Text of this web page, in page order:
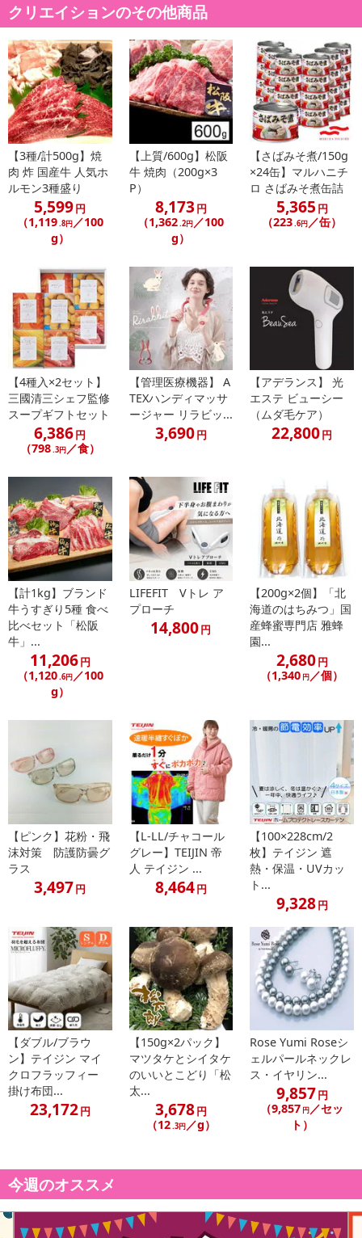
セットが登場！
しかも、ブランド牛の肉質ランクもA3ランク以上を確約する豪華
さ！
ご自身でも家族や友人などの気の合う仲間と最高級の飛騨牛で贅沢
な焼肉やBBQ、料理をお楽しみ頂けます。
・保存方法：-18℃以下で保存
・賞味期限：
製造日より180日
※商品到着時点でのお日持ち期間は、配送日数などにより異なり
ますのでご了承ください。
・原材料/材質/素材：牛肉(バラ肉、カタ肉)
・お召し上がり方：
・凍っている場合は、自然解凍してください。
・お急ぎの場合は、流水解凍してください。
・解凍後は、しっかり焼いてお召し上がりください。
・その他商品仕様：等級：A3ランク以上
注意事項
【賞味・消費期限のある商品について】
商品到着時点でのお日持ち期間は、配送日数などにより異なります
のでご了承ください。
【キャンセルについて】
※お申込み後のキャンセルはお受けできません。
記載されている内容を必ずご確認いただき、お届けする商品セット
にご納得いただきましたうえでお申し込みください。
※パッケージ変更や商品リニューアル（成分など含む）等により、
参考の掲載画像や画像内のバーコードなど、お届け商品と多少異な
る場合がございます。
また、[新たな加工食品の原料原産地表示制度]の経過措置期間の終
了により、商品詳細内に記載の原産国・原材料の表記が旧表記の場
合がございます。
あらかじめご了承いただいた上でお申込みください。なお、本理由
によるお申込み後のキャンセル・返品交換は対応いたしかねます。
【お支払いについて】
※送料はお試し費用に含まれております。
※d払い、PayPay、au PAY、au PAY（auかんたん決済）、ソフトバ
ンクまとめて支払い、楽天ペイ、メルペイ、AEON Pay、Amazon
Payでお支払いの場合、決済のため外部サイトへ遷移します。
※予約商品は決済手段ごとに定められた決済期限日にお支払いを完
了することがございます。ご了承いただいたうえでお申し込みくだ
さい。
【配送伝票番号について】
※配送形態がメール便の商品については、商品の発送完了後、配送
伝票番号がマイページに表示されない場合もございます。
【配送日時の指定について】
※配送日時の指定が可能な商品の場合、商品によってご指定できる
配送日、配送時間が異なる可能性がございます。
カート機能をご利用の場合は、配送日時指定をご利用いただけませ
ん。
発送日カレンダー
クリエイションのその他商品
【3種/計500g】焼
肉 炸 国産牛 人気ホ
ルモン3種盛り
5,599円
（1,119.8円／100
g）
【上質/600g】松阪
牛 焼肉（200g×3
P）
8,173円
（1,362.2円 ／100
g）
【さばみそ煮/150g
×24缶】マルハニチ
ロ さばみそ煮缶詰
5,365 円
（223.6円 ／缶）
【4種入×2セット】
三國清三シェフ監修
スープギフトセット
6,386円
（798.3円／食）
【管理医療機器】 A
TEXハンディマッサ
ージャー リラビッ...
3,690円
【アデランス】 光
エステ ビューシー
（ムダ毛ケア）
22,800円
【計1kg】ブランド
牛うすぎり5種 食べ
比べセット「松阪
牛」...
11,206円
（1,120.6円／100
g）
LIFEFIT Vトレ ア
プローチ
14,800円
【200g×2個】「北
海道のはちみつ」国
産蜂蜜専門店 雅蜂
園...
2,680円
（1,340 円／個）
【ピンク】花粉・飛
沫対策 防護防曇グ
ラス
3,497円
【L-LL/チャコール
グレー】TEIJIN 帝
人 テイジン ...
8,464円
【100×228cm/2
枚】テイジン 遮
熱・保温・UVカッ
ト...
9,328円
【ダブル/ブラウ
ン】テイジン マイ
クロフラッフィー
掛け布団...
23,172円
【150g×2パック】
マツタケとシイタケ
のいいとこどり「松
太...
3,678円
（12.3円／g）
Rose Yumi Roseシ
ェルパールネックレ
ス・イヤリン...
9,857円
（9,857 円／セッ
ト）
今週のオススメ